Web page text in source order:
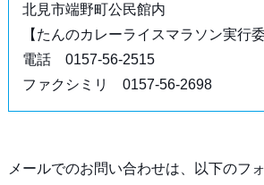
北見市端野町公民館内
【たんのカレーライスマラソン実行
電話 0157-56-2515
ファクシミリ 0157-56-2698
メールでのお問い合わせは、以下のフ